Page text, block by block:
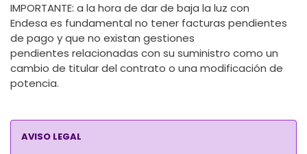
IMPORTANTE: a la hora de dar de baja la luz con
Endesa es fundamental no tener facturas pendientes
de pago yque no existan gestiones
pendientes relacionadas con su suministro como un
cambio de titular del contrato o una modificación de
potencia.
AVISO LEGAL